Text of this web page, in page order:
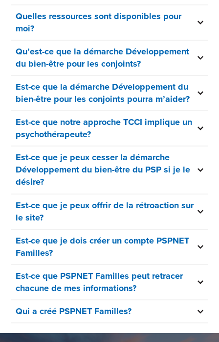
Quelles ressources sont disponibles pour
moi?
Qu’est-ce que la démarche Développement
du bien-être pour les conjoints?
Est-ce que la démarche Développement du
bien-être pour les conjoints pourra m’aider?
Est-ce que notre approche TCCI implique un
psychothérapeute?
Est-ce que je peux cesser la démarche
Développement du bien-être du PSP si je le
désire?
Est-ce que je peux offrir de la rétroaction sur
le site?
Est-ce que je dois créer un compte PSPNET
Familles?
Est-ce que PSPNET Familles peut retracer
chacune de mes informations?
Qui a créé PSPNET Familles?